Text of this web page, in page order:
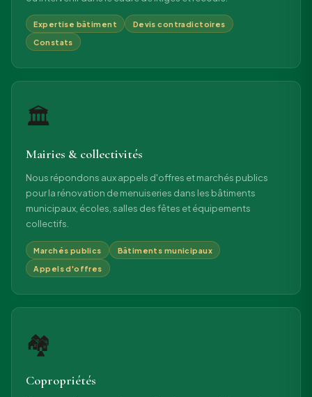
Expertise bâtiment Devis contradictoires
Constats
🏛
Mairies & collectivités
Nous répondons aux appels d'offres et marchés publics
pour la rénovation de menuiseries dans les bâtiments
municipaux, écoles, salles des fêtes et équipements
collectifs.
Marchés publics Bâtiments municipaux
Appels d'offres
🏘
Copropriétés